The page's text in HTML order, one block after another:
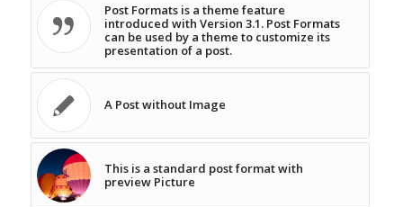
Post Formats is a theme feature
introduced with Version 3.1. Post Formats
can be used by a theme to customize its
presentation of a post.
A Post without Image
This is a standard post format with
preview Picture